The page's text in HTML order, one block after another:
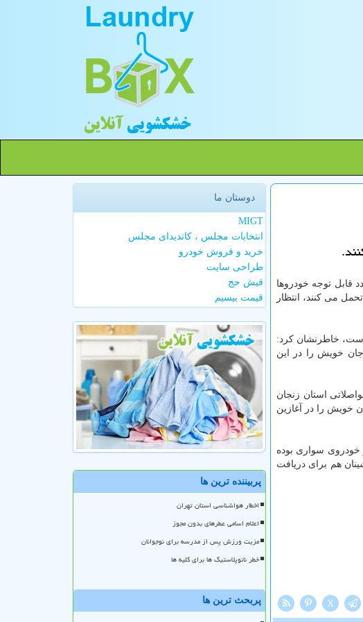
قابل توجه خودروها
می كنند، انتظار
است، خاطرنشان كرد:
خویش را در این
استان زنجان
خویش را در آغازین
خودروی سواری بوده
هم برای دریافت
X
دوستان ما
MIGT
انتخابات مجلس ، کاندیدای مجلس
خرید و فروش خودرو
طراحی سایت
فیش حج
قیمت بیسیم
پربیننده ترین ها
اخطار هواشناسی استان تهران
اعلام اسامی عطرهای بدون مجوز
مزیت ورزش پس از مدرسه برای نوجوانان
خطر نانوپلاستیک ها برای کلیه ها
پربحث ترین ها